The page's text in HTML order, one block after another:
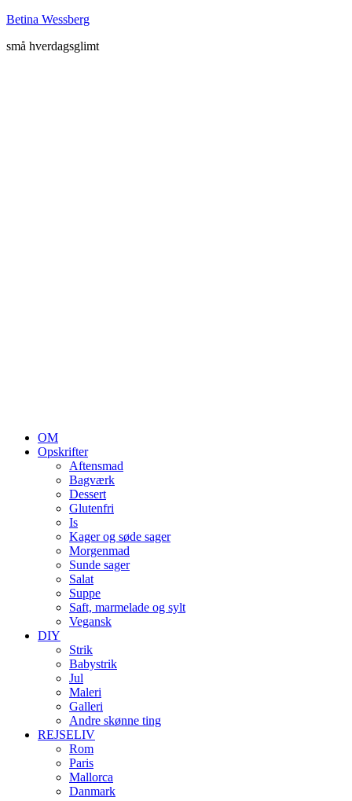
Betina Wessberg
små hverdagsglimt
OM
Opskrifter
Aftensmad
Bagværk
Dessert
Glutenfri
Is
Kager og søde sager
Morgenmad
Sunde sager
Salat
Suppe
Saft, marmelade og sylt
Vegansk
DIY
Strik
Babystrik
Jul
Maleri
Galleri
Andre skønne ting
REJSELIV
Rom
Paris
Mallorca
Danmark